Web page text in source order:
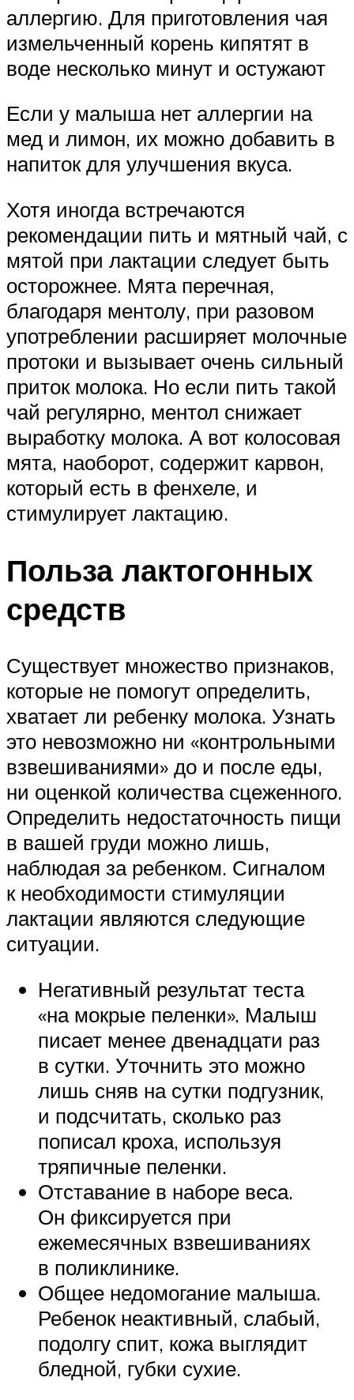
аллергию. Для приготовления чая
измельченный корень кипятят в
воде несколько минут и остужают
Если у малыша нет аллергии на
мед и лимон, их можно добавить в
напиток для улучшения вкуса.
Хотя иногда встречаются
рекомендации пить и мятный чай, с
мятой при лактации следует быть
осторожнее. Мята перечная,
благодаря ментолу, при разовом
употреблении расширяет молочные
протоки и вызывает очень сильный
приток молока. Но если пить такой
чай регулярно, ментол снижает
выработку молока. А вот колосовая
мята, наоборот, содержит карвон,
который есть в фенхеле, и
стимулирует лактацию.
Польза лактогонных
средств
Существует множество признаков,
которые не помогут определить,
хватает ли ребенку молока. Узнать
это невозможно ни «контрольными
взвешиваниями» до и после еды,
ни оценкой количества сцеженного.
Определить недостаточность пищи
в вашей груди можно лишь,
наблюдая за ребенком. Сигналом
к необходимости стимуляции
лактации являются следующие
ситуации.
Негативный результат теста
«на мокрые пеленки». Малыш
писает менее двенадцати раз
в сутки. Уточнить это можно
лишь сняв на сутки подгузник,
и подсчитать, сколько раз
пописал кроха, используя
тряпичные пеленки.
Отставание в наборе веса.
Он фиксируется при
ежемесячных взвешиваниях
в поликлинике.
Общее недомогание малыша.
Ребенок неактивный, слабый,
подолгу спит, кожа выглядит
бледной, губки сухие.